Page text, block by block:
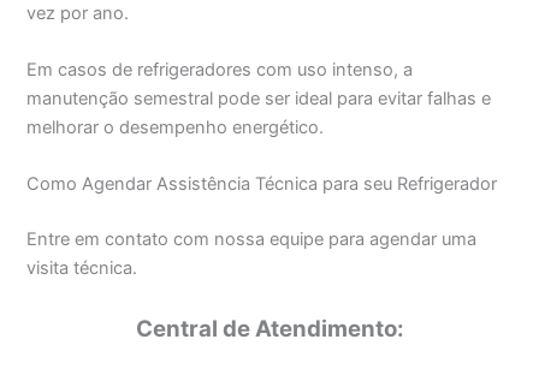
vez por ano.
Em casos de refrigeradores com uso intenso, a
manutenção semestral pode ser ideal para evitar falhas e
melhorar o desempenho energético.
Como Agendar Assistência Técnica para seu Refrigerador
Entre em contato com nossa equipe para agendar uma
visita técnica.
Central de Atendimento: